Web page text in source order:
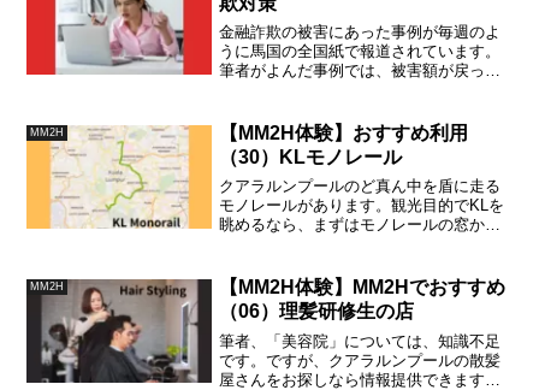
金融詐欺の被害にあった事例が毎週のよ
うに馬国の全国紙で報道されています。
筆者がよんだ事例では、被害額が戻った
考えると、詐欺事例などの情報収集は必
須です。
MM2H
【MM2H体験】おすすめ利用
（30）KLモノレール
クアラルンプールのど真ん中を盾に走る
モノレールがあります。観光目的でKLを
眺めるなら、まずはモノレールの窓から
思われます。モノレールの利点は料金が
安いことです。駅から目的地までの「歩
き」を想定に入れて利用してください。
MM2H
【MM2H体験】MM2Hでおすすめ
（06）理髪研修生の店
筆者、「美容院」については、知識不足
です。ですが、クアラルンプールの散髪
屋さんをお探しなら情報提供できます。